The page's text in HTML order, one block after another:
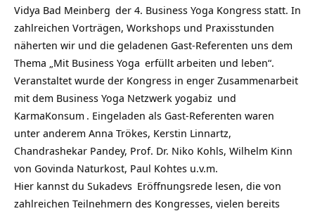
Vidya Bad Meinberg der 4. Business Yoga Kongress statt. In
zahlreichen Vorträgen, Workshops und Praxisstunden
näherten wir und die geladenen Gast-Referenten uns dem
Thema „Mit Business Yoga erfüllt arbeiten und leben“.
Veranstaltet wurde der Kongress in enger Zusammenarbeit
mit dem Business Yoga Netzwerk yogabiz und
KarmaKonsum . Eingeladen als Gast-Referenten waren
unter anderem Anna Trökes, Kerstin Linnartz,
Chandrashekar Pandey, Prof. Dr. Niko Kohls, Wilhelm Kinn
von Govinda Naturkost, Paul Kohtes u.v.m.
Hier kannst du Sukadevs Eröffnungsrede lesen, die von
zahlreichen Teilnehmern des Kongresses, vielen bereits